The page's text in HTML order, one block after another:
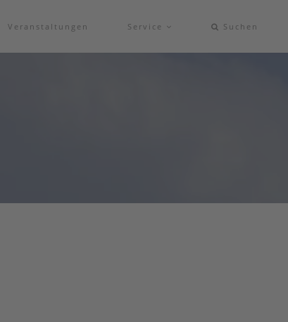
Veranstaltungen Service Suchen